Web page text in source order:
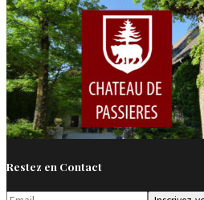
Restez en Contact